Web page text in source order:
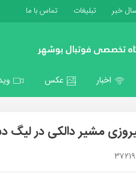
خبر تبلیغات تماس با ما
اخبار عکس
مشیر دالکی در